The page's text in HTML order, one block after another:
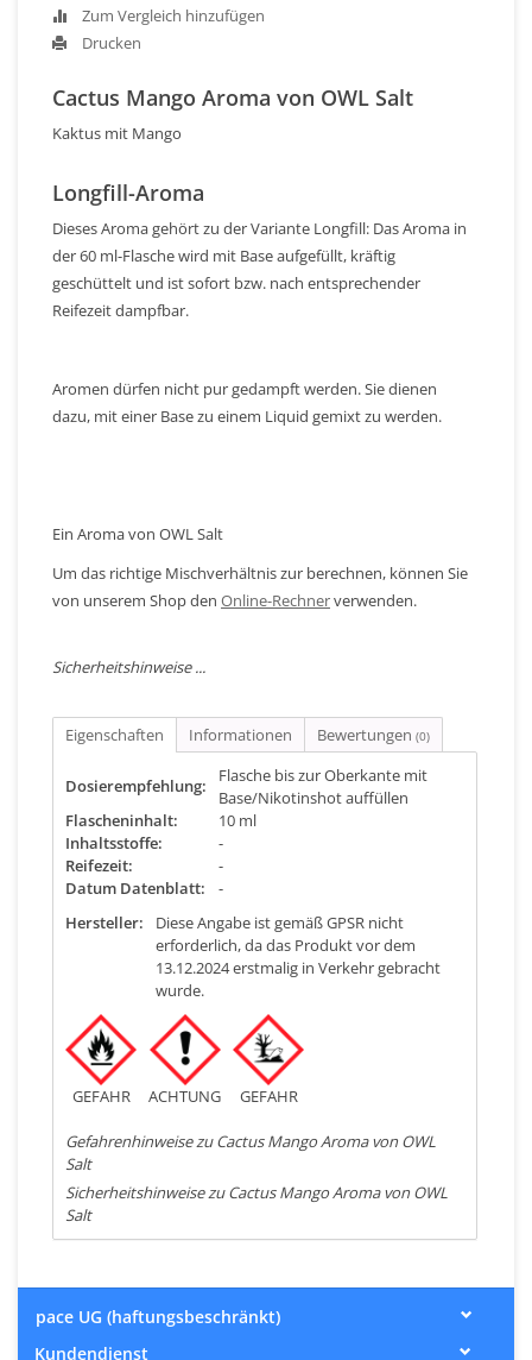
Zum Vergleich hinzufügen
Drucken
Cactus Mango Aroma von OWL Salt
Kaktus mit Mango
Longfill-Aroma
Dieses Aroma gehört zu der Variante Longfill: Das Aroma in
der 60 ml-Flasche wird mit Base aufgefüllt, kräftig
geschüttelt und ist sofort bzw. nach entsprechender
Reifezeit dampfbar.
Aromen dürfen nicht pur gedampft werden. Sie dienen
dazu, mit einer Base zu einem Liquid gemixt zu werden.
Ein Aroma von OWL Salt
Um das richtige Mischverhältnis zur berechnen, können Sie
von unserem Shop den Online-Rechnerverwenden.
Sicherheitshinweise ...
Eigenschaften Informationen Bewertungen (0)
Dosierempfehlung:
Flasche bis zur Oberkante mit
Base/Nikotinshot auffüllen
Flascheninhalt:
10 ml
Inhaltsstoffe:
-
Reifezeit:
-
Datum Datenblatt:
-
Hersteller:
Diese Angabe ist gemäß GPSR nicht
erforderlich, da das Produkt vor dem
13.12.2024 erstmalig in Verkehr gebracht
wurde.
GEFAHR ACHTUNG GEFAHR
Gefahrenhinweise zu Cactus Mango Aroma von OWL
Salt
Sicherheitshinweise zu Cactus Mango Aroma von OWL
Salt
pace UG (haftungsbeschränkt)
Kundendienst